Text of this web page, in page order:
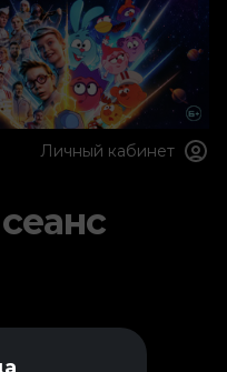
Личный кабинет